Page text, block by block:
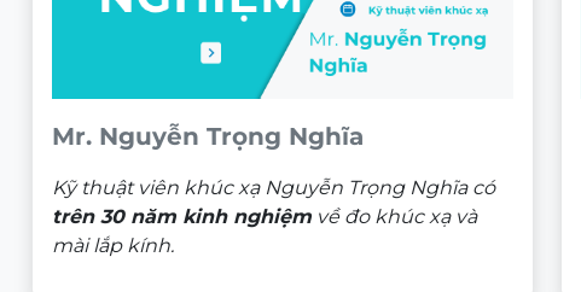
Mr. Nguyễn Trọng Nghĩa
Kỹ thuật viên khúc xạ Nguyễn Trọng Nghĩa có
trên 30 năm kinh nghiệm về đo khúc xạ và
mài lắp kính.